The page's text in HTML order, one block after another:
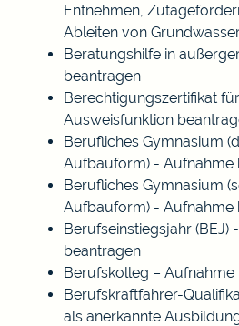
Entnehmen,
Ableiten von
Beratungshilfe in
beantragen
Berechtigungszertifikat
Ausweisfunktion
Berufliches Gymnasium
Aufbauform) - Aufnahme
Berufliches Gymnasium
Aufbauform) - Aufnahme
Berufseinstiegsjahr (BEJ)
beantragen
Berufskolleg – Aufnahme
Berufskraftfahrer-
als anerkannte